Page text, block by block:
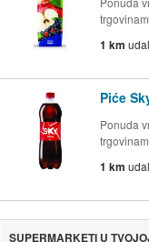
1 km
Piće
Ponuda
1 km
SUPERMARKETI U